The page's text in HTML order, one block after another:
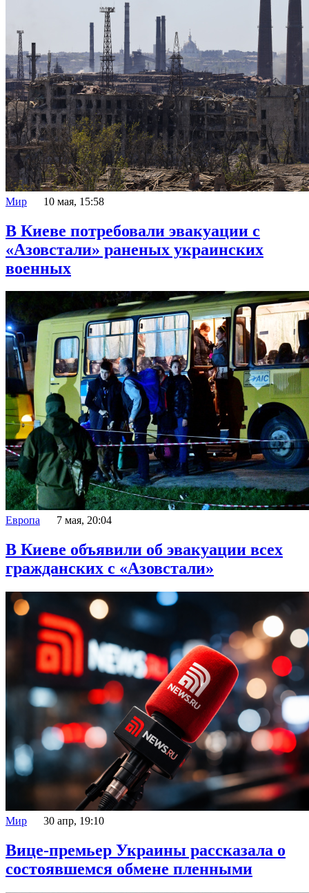
Мир 10 мая, 15:58
В Киеве потребовали эвакуации с
«Азовстали» раненых украинских
военных
Европа 7 мая, 20:04
В Киеве объявили об эвакуации всех
гражданских с «Азовстали»
Мир 30 апр, 19:10
Вице-премьер Украины рассказала о
состоявшемся обмене пленными